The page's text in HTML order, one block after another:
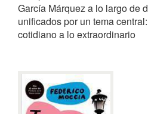
García Márquez a lo largo de
unificados por un tema
cotidiano a lo extraordinario